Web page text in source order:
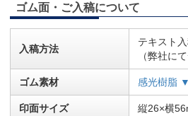
ゴム面・ご入稿について
入稿方法
テキスト
（弊社に
ゴム素材 感光樹脂 ▼
印面サイズ 縦26×横